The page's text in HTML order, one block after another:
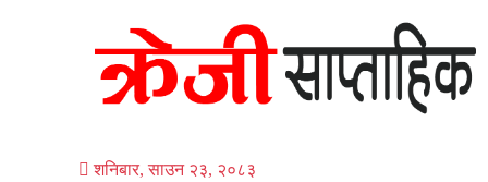
शनिबार, साउन २३, २०८३